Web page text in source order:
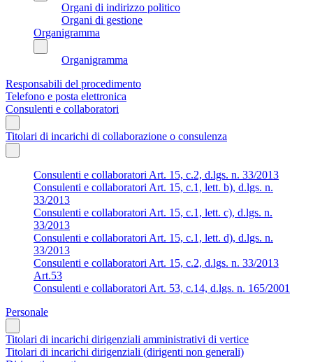
Organi di indirizzo politico
Organi di gestione
Organigramma
Organigramma
Responsabili del procedimento
Telefono e posta elettronica
Consulenti e collaboratori
Titolari di incarichi di collaborazione o consulenza
Consulenti e collaboratori Art. 15, c.2, d.lgs. n. 33/2013
Consulenti e collaboratori Art. 15, c.1, lett. b), d.lgs. n.
33/2013
Consulenti e collaboratori Art. 15, c.1, lett. c), d.lgs. n.
33/2013
Consulenti e collaboratori Art. 15, c.1, lett. d), d.lgs. n.
33/2013
Consulenti e collaboratori Art. 15, c.2, d.lgs. n. 33/2013
Art.53
Consulenti e collaboratori Art. 53, c.14, d.lgs. n. 165/2001
Personale
Titolari di incarichi dirigenziali amministrativi di vertice
Titolari di incarichi dirigenziali (dirigenti non generali)